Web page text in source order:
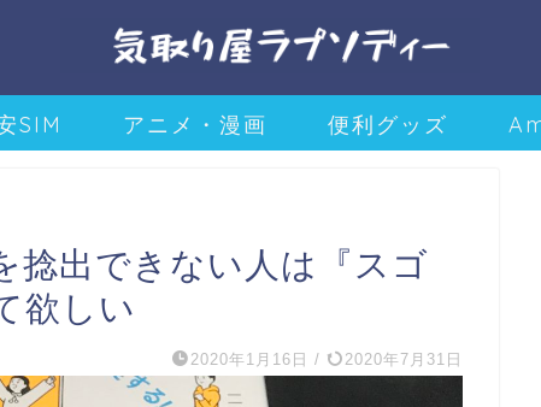
SIM アニメ・漫画 便利グッズ
捻出できない人は『スゴ
欲しい
2020年1月16日 / 2020年7月31日